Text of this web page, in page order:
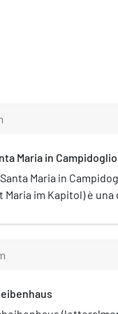
Maria in Campidoglio
Maria in
Maria im Kapitol) è una
Per secoli fu la
di basilica minore.